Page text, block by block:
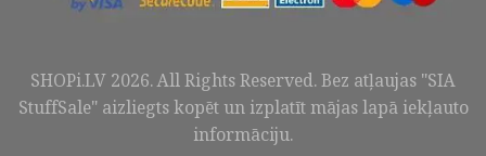
SHOPi.LV 2026. All Rights Reserved. Bez atļaujas "SIA
StuffSale" aizliegts kopēt un izplatīt mājas lapā iekļauto
informāciju.